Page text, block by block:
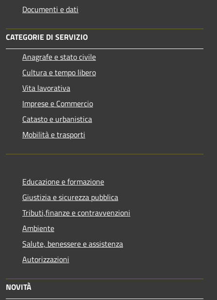
Documenti e dati
CATEGORIE DI SERVIZIO
Anagrafe e stato civile
Cultura e tempo libero
Vita lavorativa
Imprese e Commercio
Catasto e urbanistica
Mobilità e trasporti
Educazione e formazione
Giustizia e sicurezza pubblica
Tributi,finanze e contravvenzioni
Ambiente
Salute, benessere e assistenza
Autorizzazioni
NOVITÀ